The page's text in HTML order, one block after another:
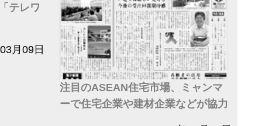
テレワ
月09日
注目のASEAN住宅市場、ミャンマ
ーで住宅企業や建材企業などが協力